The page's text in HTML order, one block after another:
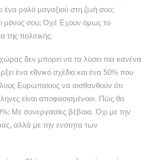
ένα ρολό μαγαζιού στη ζωή σου;
μόνος σου; Όχι! Έχουν όμως το
της πολιτικής.
δεν μπορεί να τα λύσει πια κανένα
ένα εθνικό σχέδιο και ένα 50% που
Ευρωπαίους να αισθανθούν ότι
είναι αποφασισμένοι». Πώς θα
Με συνεργασίες βέβαια. Όχι με την
αλλά με την ενότητα των